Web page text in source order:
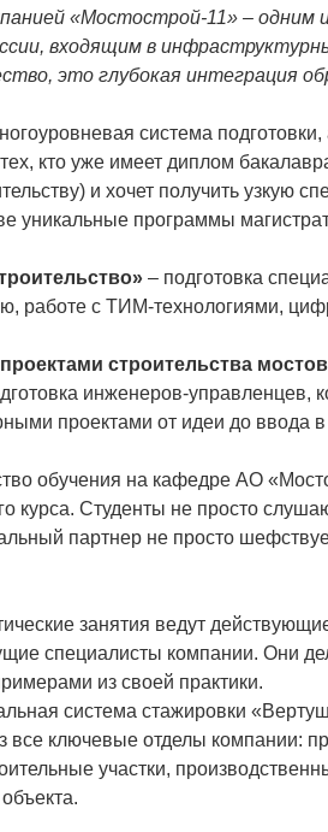
«Мостострой-11» – одним
входящим в
это глубокая интеграция
система
тех, кто уже имеет диплом
и хочет получить узкую
уникальные программы
– подготовка
работе с ТИМ-технологиями,
строительства
инженеров-управленцев,
проектами от идеи до ввода
обучения на кафедре АО
курса. Студенты не просто
партнер не просто
занятия ведут
специалисты компании. Они
из своей практики.
система стажировки
все ключевые отделы компании:
участки,